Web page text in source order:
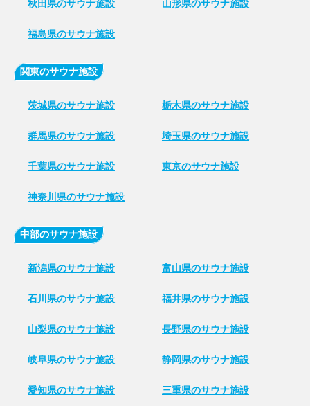
秋田県のサウナ施設 山形県のサウナ施設
福島県のサウナ施設
関東のサウナ施設
茨城県のサウナ施設 栃木県のサウナ施設
群馬県のサウナ施設 埼玉県のサウナ施設
千葉県のサウナ施設 東京のサウナ施設
神奈川県のサウナ施設
中部のサウナ施設
新潟県のサウナ施設 富山県のサウナ施設
石川県のサウナ施設 福井県のサウナ施設
山梨県のサウナ施設 長野県のサウナ施設
岐阜県のサウナ施設 静岡県のサウナ施設
愛知県のサウナ施設 三重県のサウナ施設